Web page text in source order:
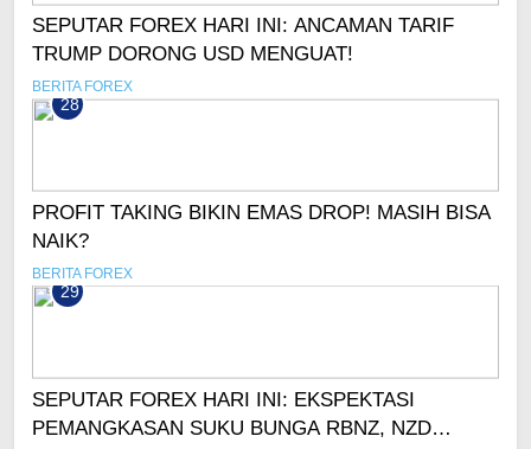
SEPUTAR FOREX HARI INI: ANCAMAN TARIF
TRUMP DORONG USD MENGUAT!
BERITA FOREX
28
PROFIT TAKING BIKIN EMAS DROP! MASIH BISA
NAIK?
BERITA FOREX
29
SEPUTAR FOREX HARI INI: EKSPEKTASI
PEMANGKASAN SUKU BUNGA RBNZ, NZD